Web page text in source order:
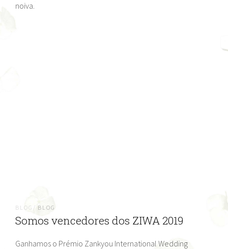
noiva.
BLOG/ BLOG
Somos vencedores dos ZIWA 2019
Ganhamos o Prémio Zankyou International Wedding